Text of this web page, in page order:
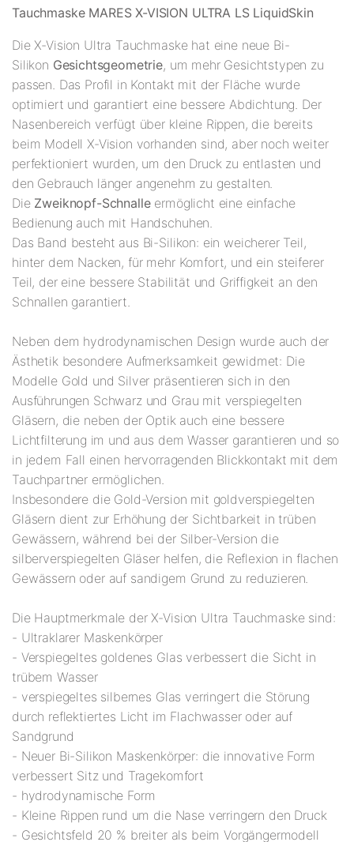
Tauchmaske MARES X-VISION ULTRA LS LiquidSkin
Die X-Vision Ultra Tauchmaske hat eine neue Bi-
Silikon Gesichtsgeometrie, um mehr Gesichtstypen zu
passen. Das Profil in Kontakt mit der Fläche wurde
optimiert und garantiert eine bessere Abdichtung. Der
Nasenbereich verfügt über kleine Rippen, die bereits
beim Modell X-Vision vorhanden sind, aber noch weiter
perfektioniert wurden, um den Druck zu entlasten und
den Gebrauch länger angenehm zu gestalten.
Die Zweiknopf-Schnalleermöglicht eine einfache
Bedienung auch mit Handschuhen.
Das Band besteht aus Bi-Silikon: ein weicherer Teil,
hinter dem Nacken, für mehr Komfort, und ein steiferer
Teil, der eine bessere Stabilität und Griffigkeit an den
Schnallen garantiert.
Neben dem hydrodynamischen Design wurde auch der
Ästhetik besondere Aufmerksamkeit gewidmet: Die
Modelle Gold und Silver präsentieren sich in den
Ausführungen Schwarz und Grau mit verspiegelten
Gläsern, die neben der Optik auch eine bessere
Lichtfilterung im und aus dem Wasser garantieren und so
in jedem Fall einen hervorragenden Blickkontakt mit dem
Tauchpartner ermöglichen.
Insbesondere die Gold-Version mit goldverspiegelten
Gläsern dient zur Erhöhung der Sichtbarkeit in trüben
Gewässern, während bei der Silber-Version die
silberverspiegelten Gläser helfen, die Reflexion in flachen
Gewässern oder auf sandigem Grund zu reduzieren.
Die Hauptmerkmale der X-Vision Ultra Tauchmaske sind:
- Ultraklarer Maskenkörper
- Verspiegeltes goldenes Glas verbessert die Sicht in
trübem Wasser
- verspiegeltes silbernes Glas verringert die Störung
durch reflektiertes Licht im Flachwasser oder auf
Sandgrund
- Neuer Bi-Silikon Maskenkörper: die innovative Form
verbessert Sitz und Tragekomfort
- hydrodynamische Form
- Kleine Rippen rund um die Nase verringern den Druck
- Gesichtsfeld 20 % breiter als beim Vorgängermodell